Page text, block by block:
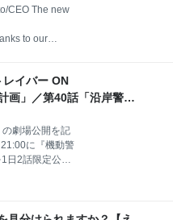
CEO The new
to our
exemplary
Curry Barker,
Riggle, Rob
レイバー ON
画」／第40話「沿岸警備
の劇場公開を記
に『機動警
日2話限定公
信中！ ◆関連商